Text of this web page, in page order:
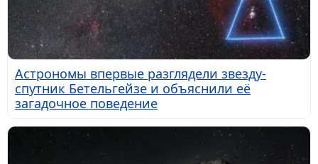
Астрономы впервые разглядели звезду-
спутник Бетельгейзе и объяснили её
загадочное поведение